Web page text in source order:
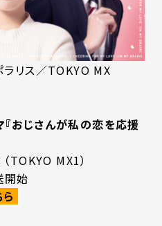
ラリス／TOKYO MX
おじさんが私の恋を応援
TOKYO MX1）
開始